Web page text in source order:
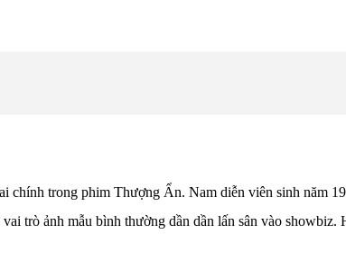
trong phim Thượng Ẩn. Nam diễn viên sinh năm
trò ảnh mẫu bình thường dần dần lấn sân vào